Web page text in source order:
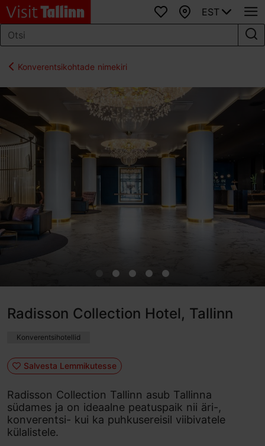
Lemmikud
Kaart
EST
Konverentsikohtade nimekiri
Radisson Collection Hotel, Tallinn
Konverentsihotellid
Salvesta Lemmikutesse
Radisson Collection Tallinn asub Tallinna
südames ja on ideaalne peatuspaik nii äri-,
konverentsi- kui ka puhkusereisil viibivatele
külalistele.